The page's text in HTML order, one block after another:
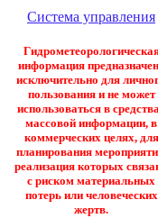
Система управления
информация
исключительно для
пользования и не может
использоваться в
массовой информации, в
коммерческих целях, для
планирования
реализация которых
с риском материальных
потерь или человеческих
жертв.